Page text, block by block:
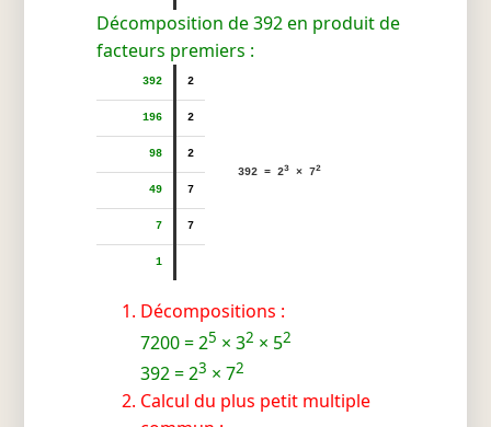
Décomposition de 392 en produit de
facteurs premiers :
392 2
392 = 23 × 72
196 2
98 2
49 7
7 7
1
Décompositions :
7200 = 25 × 32 × 52
392 = 23 × 72
Calcul du plus petit multiple